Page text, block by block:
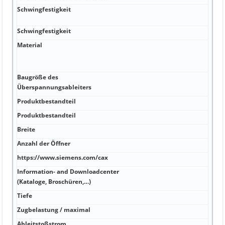
Schwingfestigkeit
Schwingfestigkeit
Material
Baugröße des
Überspannungsableiters
Produktbestandteil
Produktbestandteil
Breite
Anzahl der Öffner
https://www.siemens.com/cax
Information- and Downloadcenter
(Kataloge, Broschüren,…)
Tiefe
Zugbelastung / maximal